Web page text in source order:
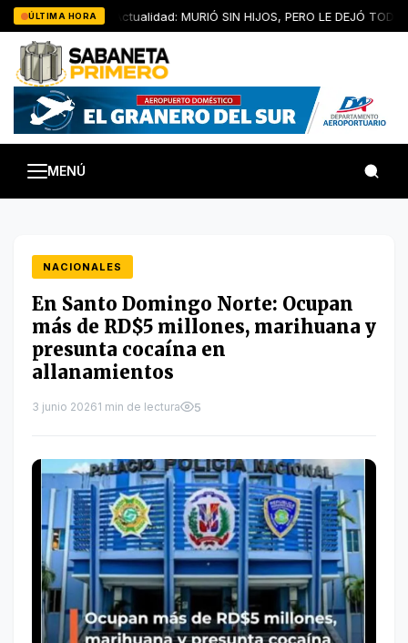
Saltar
al
contenido
ÚLTIMA HORA
Artículo de Actualidad: MURIÓ SIN HIJOS, PERO LE DEJÓ TODOS
MENÚ
NACIONALES
En Santo Domingo Norte: Ocupan
más de RD$5 millones, marihuana y
presunta cocaína en
allanamientos
3 junio 20261 min de lectura 5